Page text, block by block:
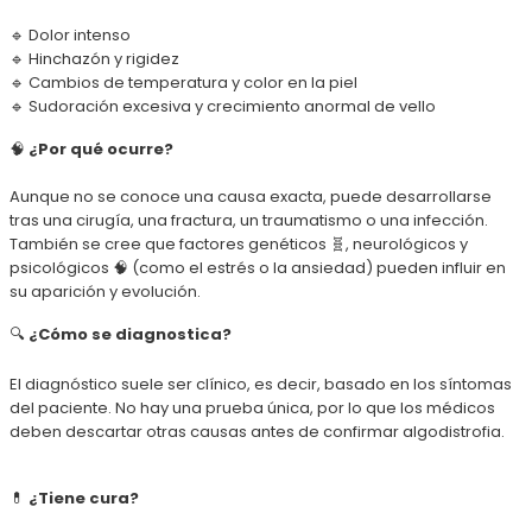
🔹 Dolor intenso
🔹 Hinchazón y rigidez
🔹 Cambios de temperatura y color en la piel
🔹 Sudoración excesiva y crecimiento anormal de vello
🧠 ¿Por qué ocurre?
Aunque no se conoce una causa exacta, puede desarrollarse
tras una cirugía, una fractura, un traumatismo o una infección.
También se cree que factores genéticos 🧬, neurológicos y
psicológicos 🧠 (como el estrés o la ansiedad) pueden influir en
su aparición y evolución.
🔍 ¿Cómo se diagnostica?
El diagnóstico suele ser clínico, es decir, basado en los síntomas
del paciente. No hay una prueba única, por lo que los médicos
deben descartar otras causas antes de confirmar algodistrofia.
💊 ¿Tiene cura?